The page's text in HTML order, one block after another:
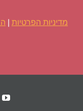
מדיניות הפרטיות |